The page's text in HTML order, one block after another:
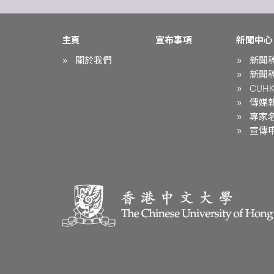
主頁
關於我們
宣布事項
新聞中心
新聞
新聞
傳媒
專家
宣傳